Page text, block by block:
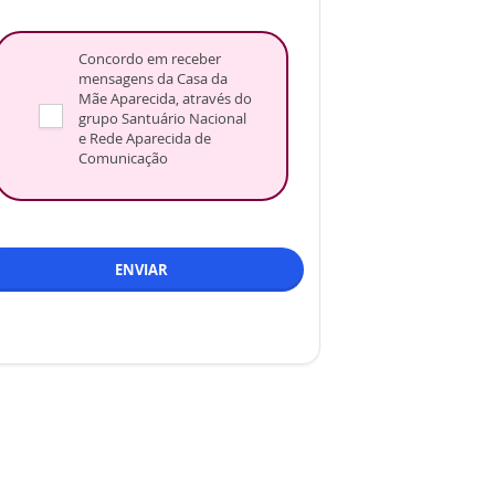
Concordo em receber
mensagens da Casa da
Mãe Aparecida, através do
grupo Santuário Nacional
e Rede Aparecida de
Comunicação
ENVIAR